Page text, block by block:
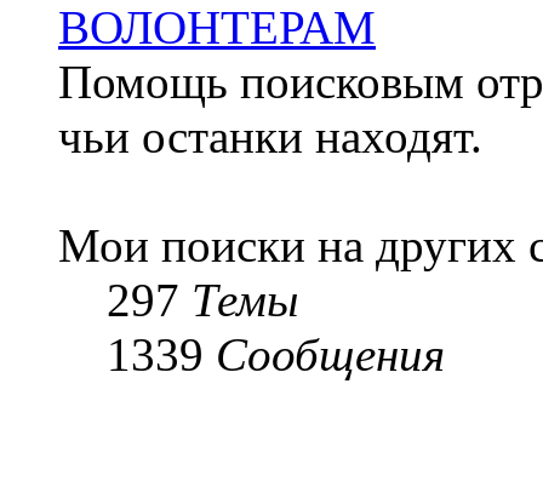
ВОЛОНТЕРАМ
Помощь поисковым
чьи останки находят.
Мои поиски на других
297 Темы
1339 Сообщения